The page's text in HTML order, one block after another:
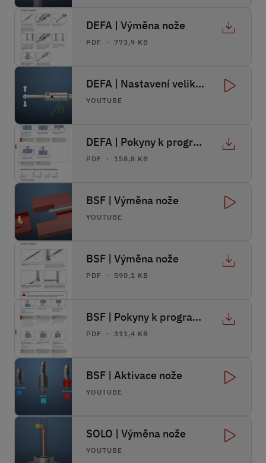
DEFA | Výměna nože
PDF ・ 773,9 KB
DEFA | Nastavení velikosti sražené hrany a síly nože
YOUTUBE
DEFA | Pokyny k programování
PDF ・ 158,8 KB
BSF | Výměna nože
YOUTUBE
BSF | Výměna nože
PDF ・ 590,1 KB
BSF | Pokyny k programování
PDF ・ 311,4 KB
BSF | Aktivace nože
YOUTUBE
SOLO | Výměna nože
YOUTUBE